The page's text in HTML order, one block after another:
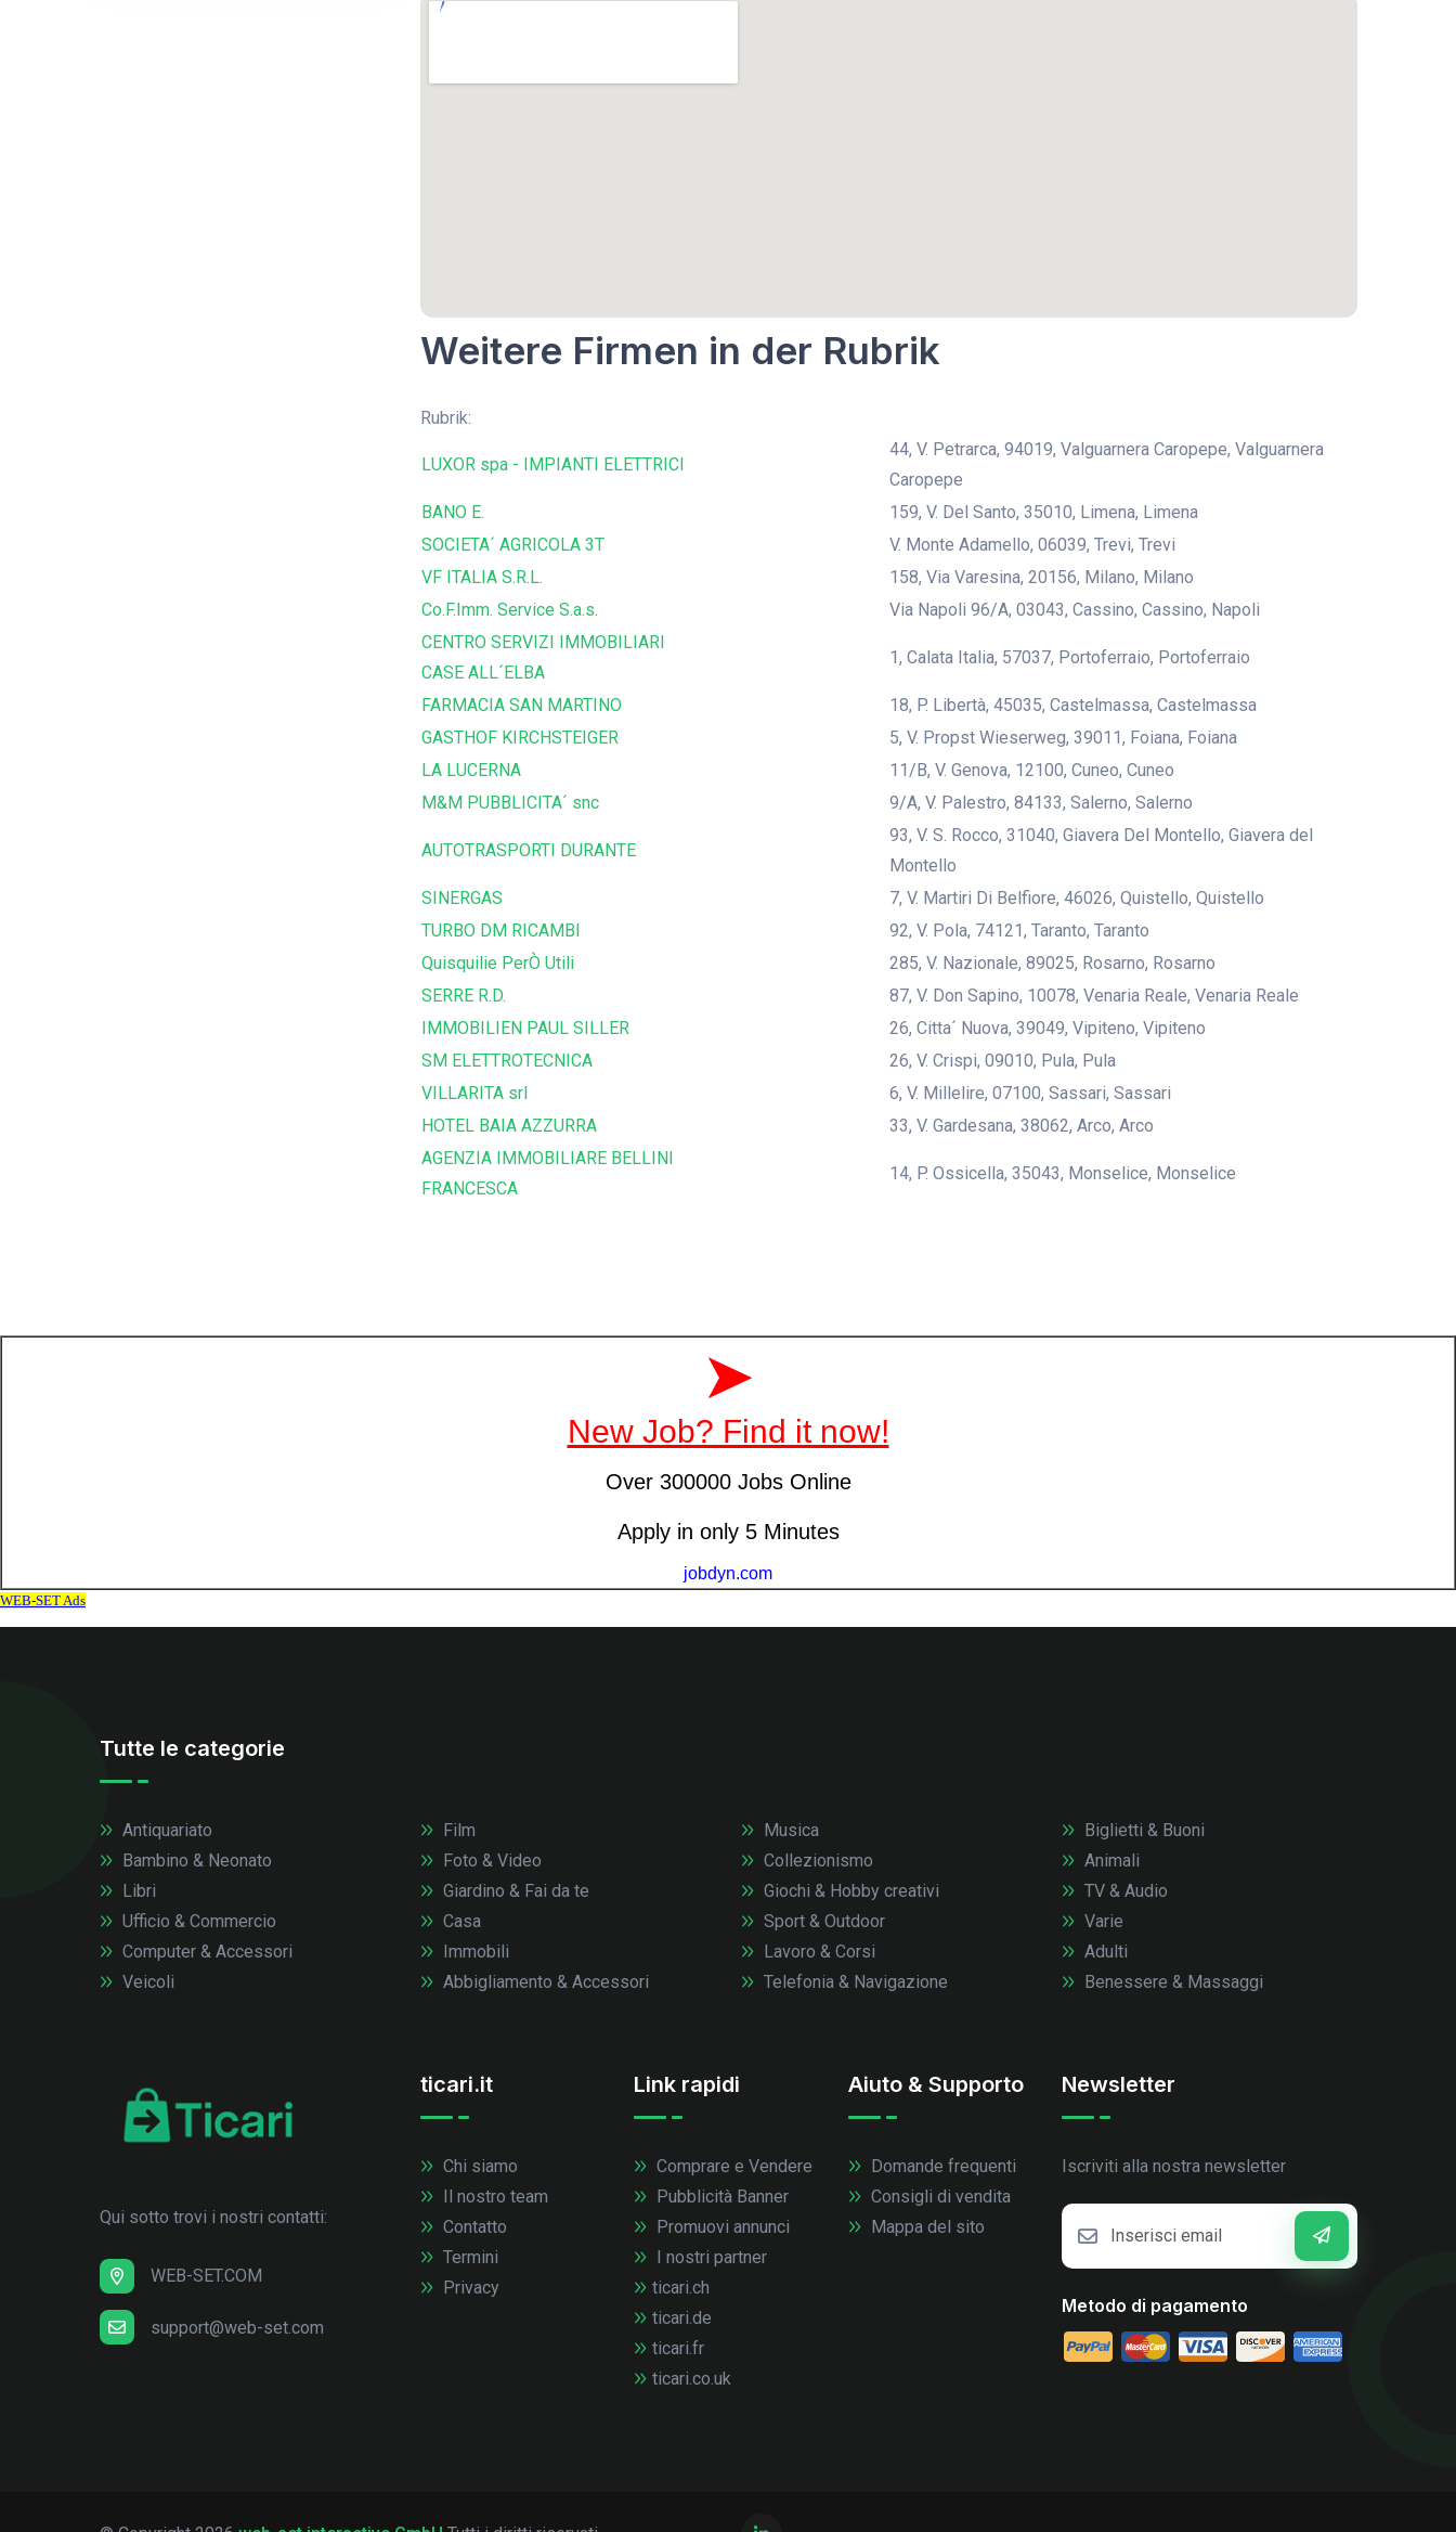
Weitere Firmen in der Rubrik
Rubrik:
LUXOR spa - IMPIANTI ELETTRICI
44, V. Petrarca, 94019, Valguarnera Caropepe, Valguarnera
Caropepe
BANO E.
159, V. Del Santo, 35010, Limena, Limena
SOCIETA´ AGRICOLA 3T
V. Monte Adamello, 06039, Trevi, Trevi
VF ITALIA S.R.L.
158, Via Varesina, 20156, Milano, Milano
Co.F.Imm. Service S.a.s.
Via Napoli 96/A, 03043, Cassino, Cassino, Napoli
CENTRO SERVIZI IMMOBILIARI
CASE ALL´ELBA
1, Calata Italia, 57037, Portoferraio, Portoferraio
FARMACIA SAN MARTINO
18, P. Libertà, 45035, Castelmassa, Castelmassa
GASTHOF KIRCHSTEIGER
5, V. Propst Wieserweg, 39011, Foiana, Foiana
LA LUCERNA
11/B, V. Genova, 12100, Cuneo, Cuneo
M&M PUBBLICITA´ snc
9/A, V. Palestro, 84133, Salerno, Salerno
AUTOTRASPORTI DURANTE
93, V. S. Rocco, 31040, Giavera Del Montello, Giavera del
Montello
SINERGAS
7, V. Martiri Di Belfiore, 46026, Quistello, Quistello
TURBO DM RICAMBI
92, V. Pola, 74121, Taranto, Taranto
Quisquilie PerÒ Utili
285, V. Nazionale, 89025, Rosarno, Rosarno
SERRE R.D.
87, V. Don Sapino, 10078, Venaria Reale, Venaria Reale
IMMOBILIEN PAUL SILLER
26, Citta´ Nuova, 39049, Vipiteno, Vipiteno
SM ELETTROTECNICA
26, V. Crispi, 09010, Pula, Pula
VILLARITA srl
6, V. Millelire, 07100, Sassari, Sassari
HOTEL BAIA AZZURRA
33, V. Gardesana, 38062, Arco, Arco
AGENZIA IMMOBILIARE BELLINI
FRANCESCA
14, P. Ossicella, 35043, Monselice, Monselice
Tutte le categorie
Antiquariato
Bambino & Neonato
Libri
Ufficio & Commercio
Computer & Accessori
Veicoli
Film
Foto & Video
Giardino & Fai da te
Casa
Immobili
Abbigliamento & Accessori
Musica
Collezionismo
Giochi & Hobby creativi
Sport & Outdoor
Lavoro & Corsi
Telefonia & Navigazione
Biglietti & Buoni
Animali
TV & Audio
Varie
Adulti
Benessere & Massaggi
Qui sotto trovi i nostri contatti:
WEB-SET.COM
support@web-set.com
ticari.it
Chi siamo
Il nostro team
Contatto
Termini
Privacy
Link rapidi
Comprare e Vendere
Pubblicità Banner
Promuovi annunci
I nostri partner
ticari.ch
ticari.de
ticari.fr
ticari.co.uk
Aiuto & Supporto
Domande frequenti
Consigli di vendita
Mappa del sito
Newsletter
Iscriviti alla nostra newsletter
Metodo di pagamento